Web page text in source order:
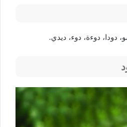
دودا، دوءة، دوء، ديدي.